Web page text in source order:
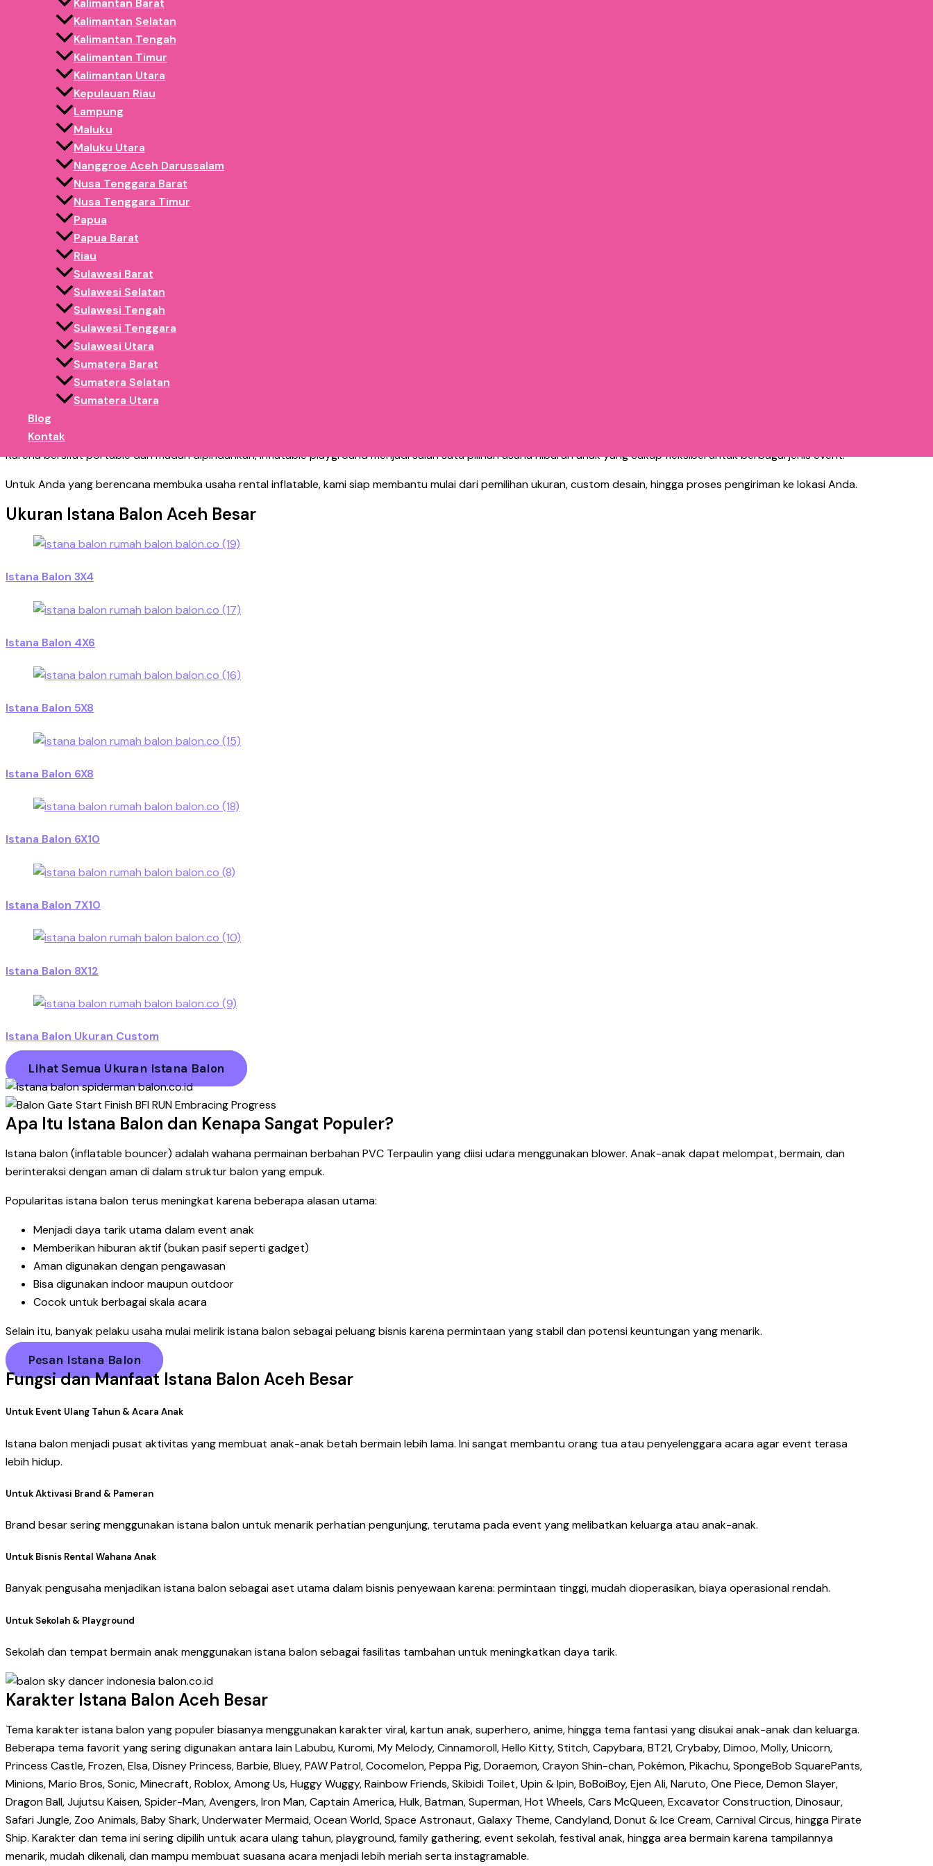
Kalimantan Barat
Kalimantan Selatan
Kalimantan Tengah
Kalimantan Timur
Kalimantan Utara
Kepulauan Riau
Lampung
Maluku
Maluku Utara
Nanggroe Aceh Darussalam
Nusa Tenggara Barat
Nusa Tenggara Timur
Papua
Papua Barat
Riau
Sulawesi Barat
Sulawesi Selatan
Sulawesi Tengah
Sulawesi Tenggara
Sulawesi Utara
Sumatera Barat
Sumatera Selatan
Sumatera Utara
Blog
Kontak
Pesan Istana Balon Aceh Besar Sesuai Kebutuhan
Selain ukuran standar, pelanggan juga dapat melakukan custom desain sesuai konsep usaha atau target market. Banyak pemilik rental biasanya memilih desain yang lebih
mencolok agar mudah menarik perhatian pengunjung di area ramai seperti festival kota.
Custom dapat meliputi:
Dimensi playground
Warna dominan
Desain kastil
Logo rental
Area obstacle
Dengan desain yang menarik, usaha rental inflatable memiliki peluang untuk lebih mudah menarik pengunjung dan meningkatkan potensi pendapatan harian.
Tempat Ramai yang Cocok untuk Istana Balon
Istana balon sangat cocok digunakan di berbagai lokasi keramaian seperti:
Car free day
lapangan publik
Pasar malam
Acara sekolah
bazar
Karena bersifat portable dan mudah dipindahkan, inflatable playground menjadi salah satu pilihan usaha hiburan anak yang cukup fleksibel untuk berbagai jenis event.
Untuk Anda yang berencana membuka usaha rental inflatable, kami siap membantu mulai dari pemilihan ukuran, custom desain, hingga proses pengiriman ke lokasi Anda.
Ukuran Istana Balon Aceh Besar
Istana Balon 3X4
Istana Balon 4X6
Istana Balon 5X8
Istana Balon 6X8
Istana Balon 6X10
Istana Balon 7X10
Istana Balon 8X12
Istana Balon Ukuran Custom
Lihat Semua Ukuran Istana Balon
Apa Itu Istana Balon dan Kenapa Sangat Populer?
Istana balon (inflatable bouncer) adalah wahana permainan berbahan PVC Terpaulin yang diisi udara menggunakan blower. Anak-anak dapat melompat, bermain, dan
berinteraksi dengan aman di dalam struktur balon yang empuk.
Popularitas istana balon terus meningkat karena beberapa alasan utama:
Menjadi daya tarik utama dalam event anak
Memberikan hiburan aktif (bukan pasif seperti gadget)
Aman digunakan dengan pengawasan
Bisa digunakan indoor maupun outdoor
Cocok untuk berbagai skala acara
Selain itu, banyak pelaku usaha mulai melirik istana balon sebagai peluang bisnis karena permintaan yang stabil dan potensi keuntungan yang menarik.
Pesan Istana Balon
Fungsi dan Manfaat Istana Balon Aceh Besar
Untuk Event Ulang Tahun & Acara Anak
Istana balon menjadi pusat aktivitas yang membuat anak-anak betah bermain lebih lama. Ini sangat membantu orang tua atau penyelenggara acara agar event terasa
lebih hidup.
Untuk Aktivasi Brand & Pameran
Brand besar sering menggunakan istana balon untuk menarik perhatian pengunjung, terutama pada event yang melibatkan keluarga atau anak-anak.
Untuk Bisnis Rental Wahana Anak
Banyak pengusaha menjadikan istana balon sebagai aset utama dalam bisnis penyewaan karena: permintaan tinggi, mudah dioperasikan, biaya operasional rendah.
Untuk Sekolah & Playground
Sekolah dan tempat bermain anak menggunakan istana balon sebagai fasilitas tambahan untuk meningkatkan daya tarik.
Karakter Istana Balon Aceh Besar
Tema karakter istana balon yang populer biasanya menggunakan karakter viral, kartun anak, superhero, anime, hingga tema fantasi yang disukai anak-anak dan keluarga.
Beberapa tema favorit yang sering digunakan antara lain Labubu, Kuromi, My Melody, Cinnamoroll, Hello Kitty, Stitch, Capybara, BT21, Crybaby, Dimoo, Molly, Unicorn,
Princess Castle, Frozen, Elsa, Disney Princess, Barbie, Bluey, PAW Patrol, Cocomelon, Peppa Pig, Doraemon, Crayon Shin-chan, Pokémon, Pikachu, SpongeBob SquarePants,
Minions, Mario Bros, Sonic, Minecraft, Roblox, Among Us, Huggy Wuggy, Rainbow Friends, Skibidi Toilet, Upin & Ipin, BoBoiBoy, Ejen Ali, Naruto, One Piece, Demon Slayer,
Dragon Ball, Jujutsu Kaisen, Spider-Man, Avengers, Iron Man, Captain America, Hulk, Batman, Superman, Hot Wheels, Cars McQueen, Excavator Construction, Dinosaur,
Safari Jungle, Zoo Animals, Baby Shark, Underwater Mermaid, Ocean World, Space Astronaut, Galaxy Theme, Candyland, Donut & Ice Cream, Carnival Circus, hingga Pirate
Ship. Karakter dan tema ini sering dipilih untuk acara ulang tahun, playground, family gathering, event sekolah, festival anak, hingga area bermain karena tampilannya
menarik, mudah dikenali, dan mampu membuat suasana acara menjadi lebih meriah serta instagramable.